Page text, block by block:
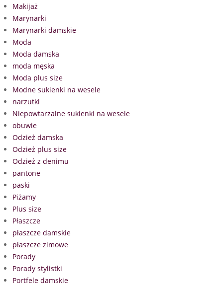
Makijaż
Marynarki
Marynarki damskie
Moda
Moda damska
moda męska
Moda plus size
Modne sukienki na wesele
narzutki
Niepowtarzalne sukienki na wesele
obuwie
Odzież damska
Odzież plus size
Odzież z denimu
pantone
paski
Piżamy
Plus size
Płaszcze
płaszcze damskie
płaszcze zimowe
Porady
Porady stylistki
Portfele damskie